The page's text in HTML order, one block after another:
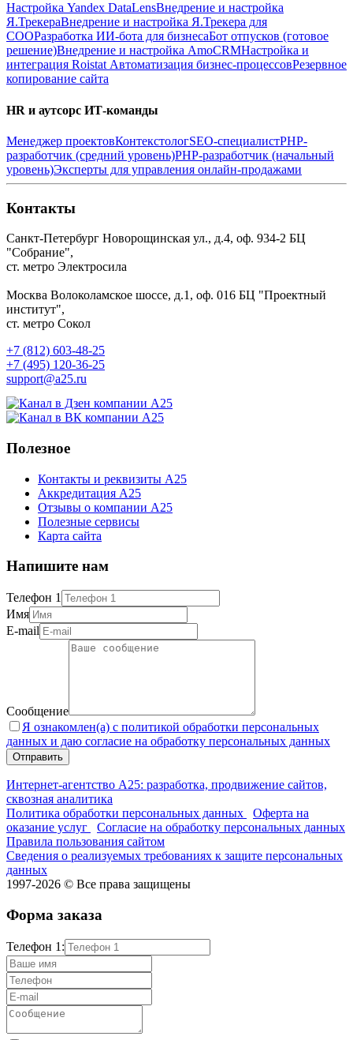
Настройка Yandex DataLensВнедрение и настройка
Я.ТрекераВнедрение и настройка Я.Трекера для
СООРазработка ИИ-бота для бизнесаБот отпусков (готовое
решение)Внедрение и настройка AmoCRMНастройка и
интеграция Roistat Автоматизация бизнес-процессовРезервное
копирование сайта
HR и аутсорс ИТ-команды
Менеджер проектовКонтекстологSEO-специалистPHP-
разработчик (средний уровень)PHP-разработчик (начальный
уровень)Эксперты для управления онлайн-продажами
Контакты
Санкт-Петербург Новорощинская ул., д.4, оф. 934-2 БЦ
"Собрание",
ст. метро Электросила
Москва Волоколамское шоссе, д.1, оф. 016 БЦ "Проектный
институт",
ст. метро Сокол
+7 (812) 603-48-25
+7 (495) 120-36-25
support@a25.ru
Полезное
Контакты и реквизиты А25
Аккредитация А25
Отзывы о компании А25
Полезные сервисы
Карта сайта
Напишите нам
Телефон 1
Имя
E-mail
Сообщение
Я ознакомлен(а) с политикой обработки персональных
данных и даю согласие на обработку персональных данных
Интернет-агентство А25: разработка, продвижение сайтов,
сквозная аналитика
Политика обработки персональных данных
Оферта на
оказание услуг
Согласие на обработку персональных данных
Правила пользования сайтом
Сведения о реализуемых требованиях к защите персональных
данных
1997-2026 © Все права защищены
Форма заказа
Телефон 1: